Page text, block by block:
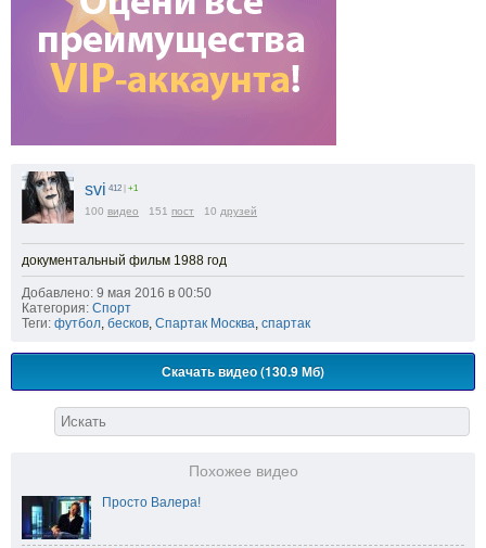
svi 412 | +1
100 видео 151 пост 10 друзей
документальный фильм 1988 год
Добавлено: 9 мая 2016 в 00:50
Категория: Спорт
Теги: футбол бесков Спартак Москва спартак
Скачать видео (130.9 Мб)
Похожее видео
Просто Валера!